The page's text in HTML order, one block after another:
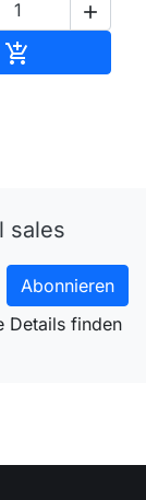


sales
Details finden